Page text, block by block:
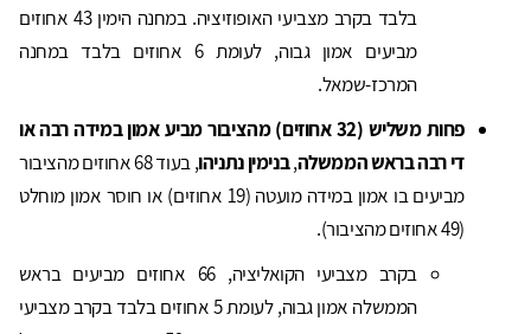
בלבד בקרב מצביעי האופוזיציה. במחנה הימין 43 אחוזים
מביעים אמון גבוה, לעומת 6 אחוזים בלבד במחנה
המרכז-שמאל.
פחות משליש (32 אחוזים) מהציבור מביע אמון במידה רבה או
די רבה בראש הממשלה,בנימין נתניהו
, בעוד 68 אחוזים מהציבור
מביעים בו אמון במידה מועטה (19 אחוזים) או חוסר אמון מוחלט
(49 אחוזים מהציבור).
בקרב מצביעי הקואליציה, 66 אחוזים מביעים בראש
הממשלה אמון גבוה, לעומת 5 אחוזים בלבד בקרב מצביעי